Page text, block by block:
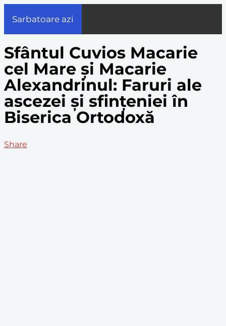
Sarbatoare azi
Sfântul Cuvios Macarie
cel Mare și Macarie
Alexandrinul: Faruri ale
ascezei și sfințeniei în
Biserica Ortodoxă
Share